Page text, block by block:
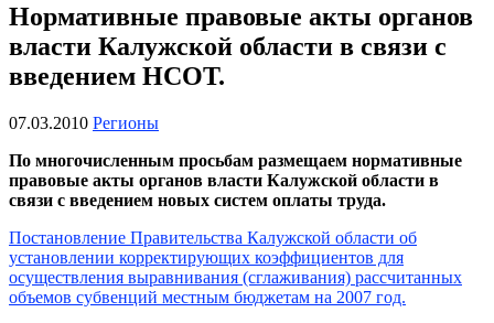
Нормативные правовые акты органов
власти Калужской области в связи с
введением НСОТ.
07.03.2010 Регионы
По многочисленным просьбам размещаем нормативные
правовые акты органов власти Калужской области в
связи с введением новых систем оплаты труда.
Постановление Правительства Калужской области об
установлении корректирующих коэффициентов для
осуществления выравнивания (сглаживания) рассчитанных
объемов субвенций местным бюджетам на 2007 год.